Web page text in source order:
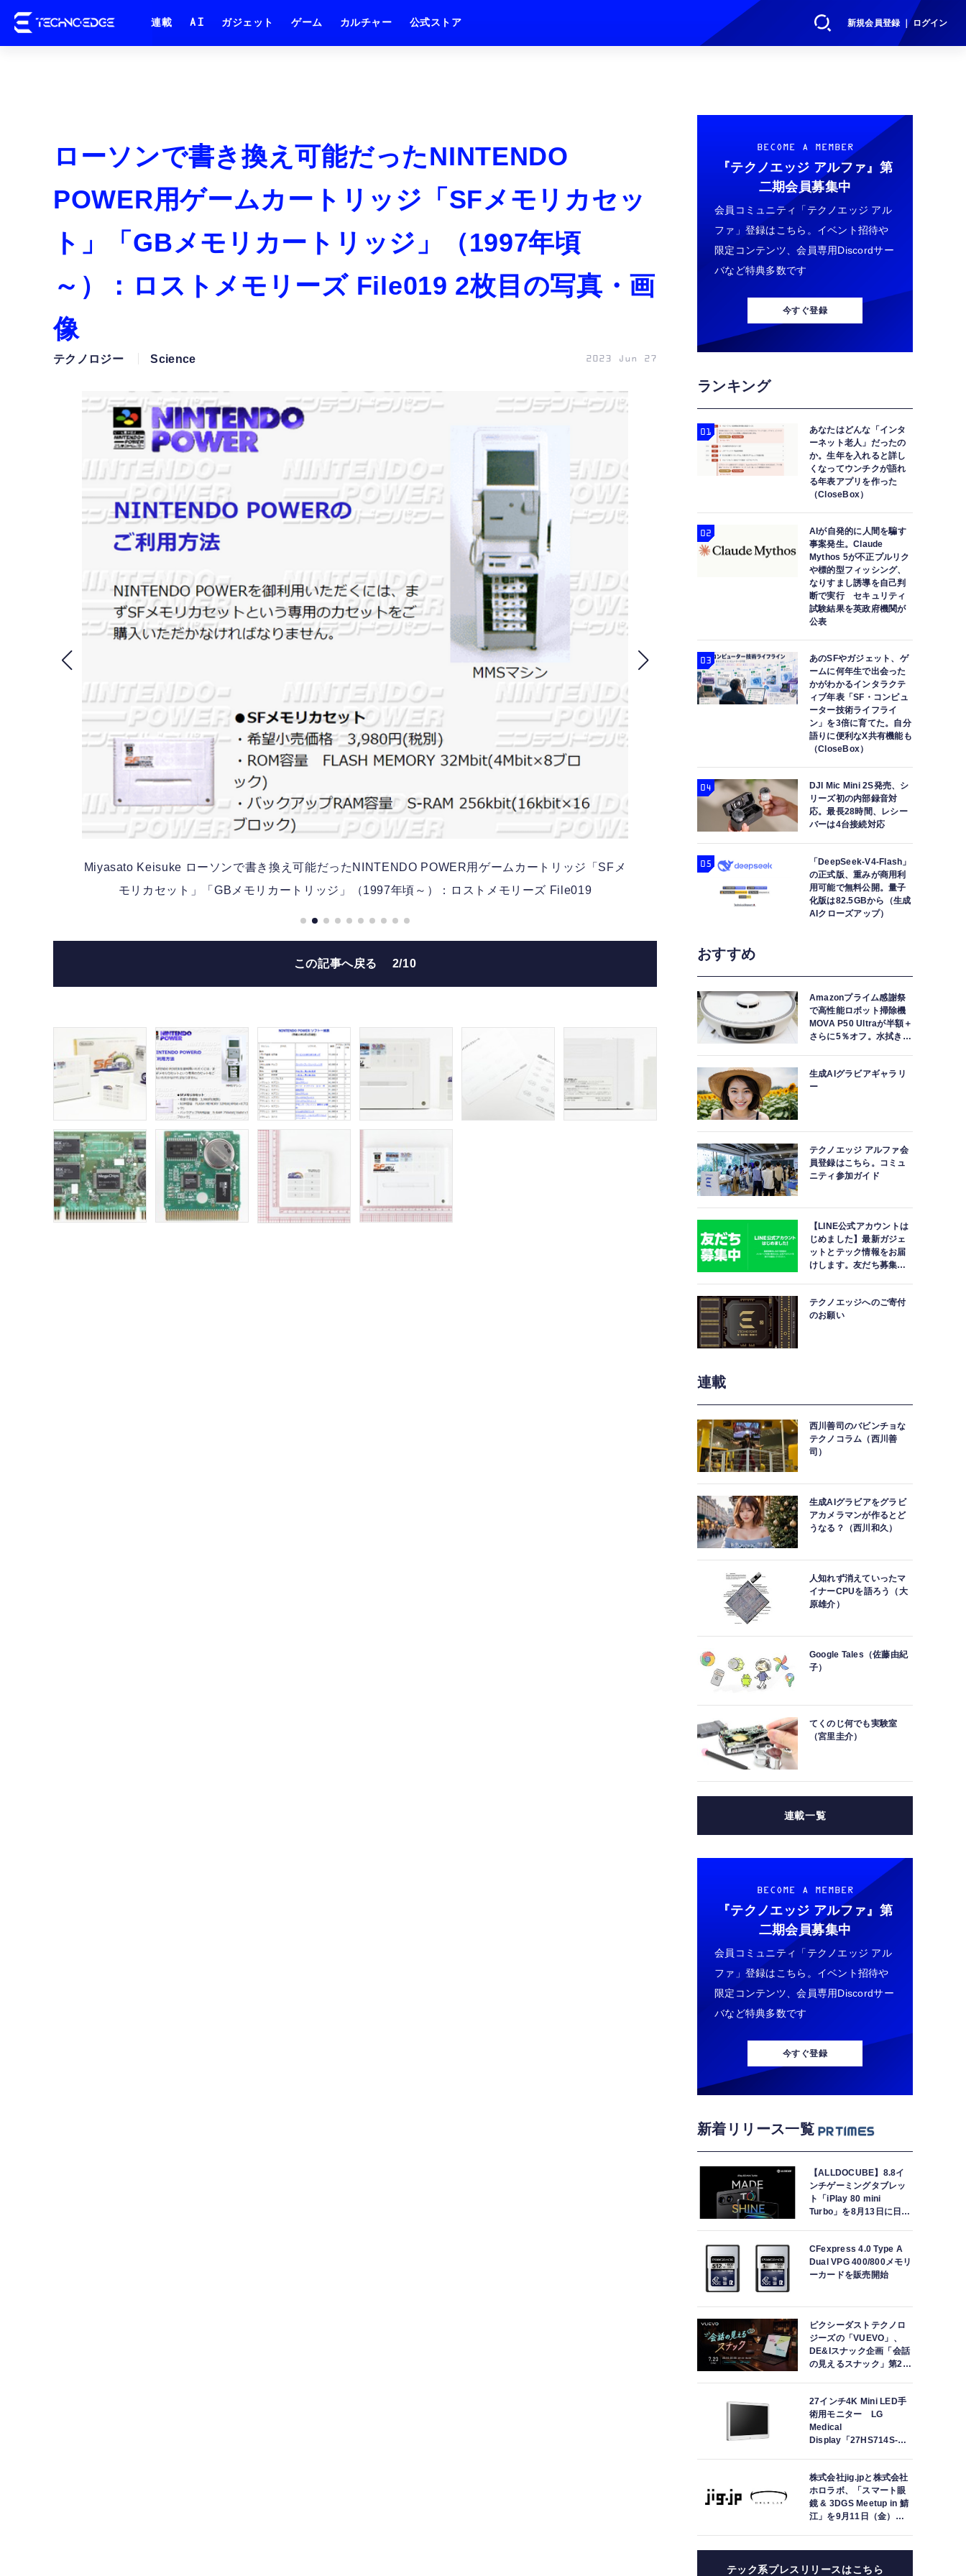
新規会員登録 ｜ ログイン
連載 AI ガジェット ゲーム カルチャー 公式ストア
ローソンで書き換え可能だったNINTENDO
POWER用ゲームカートリッジ「SFメモリカセッ
ト」「GBメモリカートリッジ」（1997年頃
～）：ロストメモリーズ File019 2枚目の写真・画
像
テクノロジー Science 2023 Jun 27
Miyasato Keisuke ローソンで書き換え可能だったNINTENDO POWER用ゲームカートリッジ「SFメ
モリカセット」「GBメモリカートリッジ」（1997年頃～）：ロストメモリーズ File019
ローソンで書き換え可能だっ
モリカセット」「GBメモリカートリッジ
この記事へ戻る
2/10
BECOME A MEMBER
『テクノエッジ アルファ』 第
二期会員募集中
会員コミュニティ「テクノエッジ アル
ファ」登録はこちら。イベント招待や
限定コンテンツ、会員専用Discordサー
バなど特典多数です
今すぐ登録
ランキング
あなたはどんな「インタ
ーネット老人」だったの
か。生年を入れると詳し
くなってウンチクが語れ
る年表アプリを作った
（CloseBox）
AIが自発的に人間を騙す
事案発生。Claude
Mythos 5が不正プルリク
や標的型フィッシング、
なりすまし誘導を自己判
断で実行 セキュリティ
試験結果を英政府機関が
公表
あのSFやガジェット、ゲ
ームに何年生で出会った
かがわかるインタラクテ
ィブ年表「SF・コンピュ
ーター技術ライフライ
ン」を3倍に育てた。自分
語りに便利なX共有機能も
（CloseBox）
DJI Mic Mini 2S発売、シ
リーズ初の内部録音対
応。最長28時間、レシー
バーは4台接続対応
「DeepSeek-V4-Flash」
の正式版、重みが商用利
用可能で無料公開。量子
化版は82.5GBから（生成
AIクローズアップ）
おすすめ
Amazonプライム感謝祭
で高性能ロボット掃除機
MOVA P50 Ultraが半額＋
さらに5％オフ。水拭きモ
生成AIグラビアギャラリ
ー
テクノエッジ アルファ会
員登録はこちら。コミュ
ニティ参加ガイド
【LINE公式アカウントは
じめました】最新ガジェ
ットとテック情報をお届
けします。友だち募集
テクノエッジへのご寄付
のお願い
連載
西川善司のバビンチョな
テクノコラム（西川善
司）
生成AIグラビアをグラビ
アカメラマンが作るとど
うなる？（西川和久）
人知れず消えていったマ
イナーCPUを語ろう（大
原雄介）
Google Tales（佐藤由紀
子）
てくのじ何でも実験室
（宮里圭介）
連載一覧
BECOME A MEMBER
『テクノエッジ アルファ』 第
二期会員募集中
会員コミュニティ「テクノエッジ アル
ファ」登録はこちら。イベント招待や
限定コンテンツ、会員専用Discordサー
バなど特典多数です
今すぐ登録
新着リリース一覧
【ALLDOCUBE】8.8イ
ンチゲーミングタブレッ
ト「iPlay 80 mini
Turbo」を8月13日に日本
CFexpress 4.0 Type A
Dual VPG 400/800メモリ
ーカードを販売開始
ピクシーダストテクノロ
ジーズの「VUEVO」、
DE&Iスナック企画「会話
の見えるスナック」第2回
クに戻れた」
27インチ4K Mini LED手
術用モニター LG
Medical
Display「27HS714S-
株式会社jig.jpと株式会社
ホロラボ、「スマート眼
鏡 & 3DGS Meetup in 鯖
江」を9月11日（金）に
テック系プレスリリースはこちら